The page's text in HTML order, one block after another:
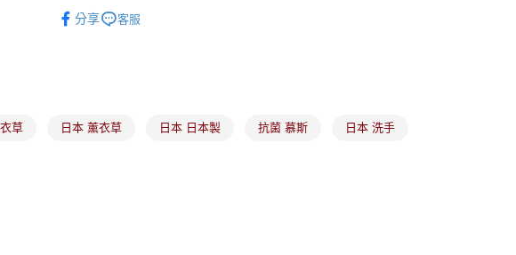
完成交易。
醒簡訊。
運送方式
分享
客服
草 日本 薰衣草 日本 日本製 抗菌 慕斯 日本 洗手